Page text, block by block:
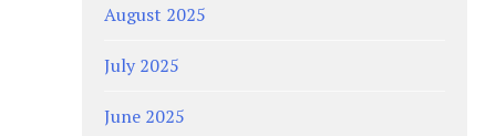
August 2025
July 2025
June 2025